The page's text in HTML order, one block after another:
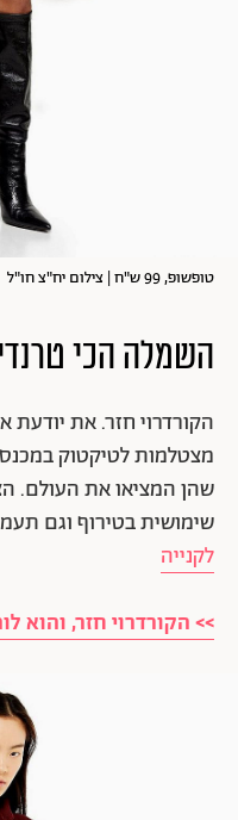
טופשופ, 99 ש"ח | צילום יח"צ חו"ל
השמלה הכי
הקורדרוי חזר. את יודעת
מצטלמות לטיקטוק
שהן המציאו את העולם.
שימושית בטירוף וגם
לקנייה
>> הקורדרוי חזר, והוא